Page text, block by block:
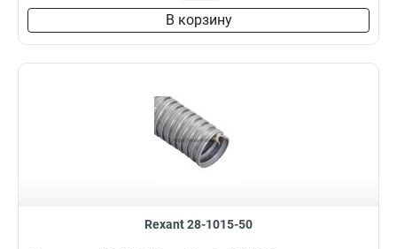
В корзину
Rexant 28-1015-50